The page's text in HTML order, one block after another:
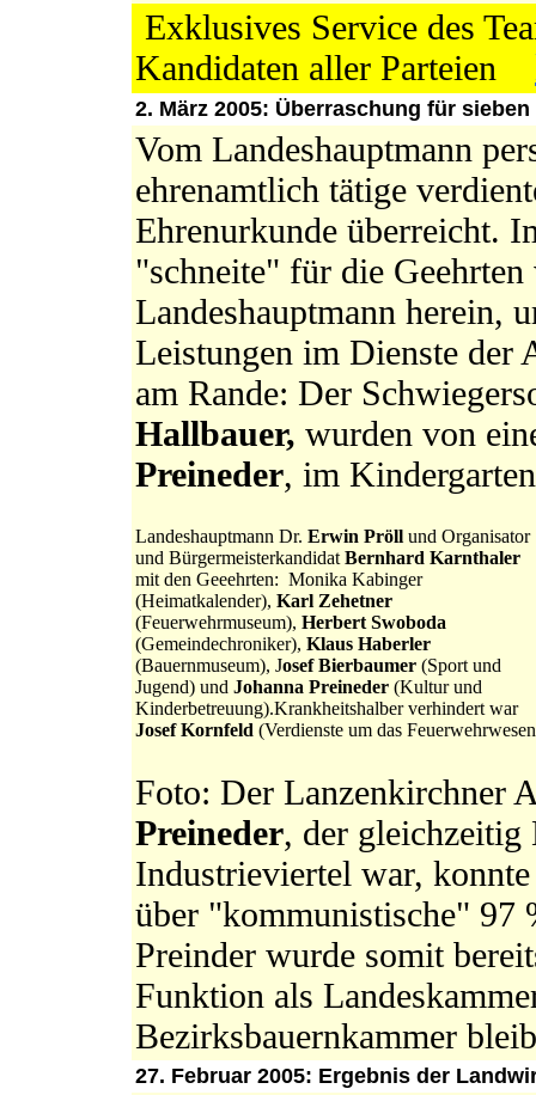
Exklusives Service des
Kandidaten aller Parteien
2. März 2005: Überraschung für
Vom Landeshauptmann
ehrenamtlich tätige
Ehrenurkunde überreicht.
"schneite" für die
Landeshauptmann herein,
Leistungen im Dienste der
am Rande: Der
Hallbauer, wurden von
Preineder, im
Landeshauptmann Dr. Erwin Pröll und Organisator
und Bürgermeisterkandidat Bernhard Karnthaler
mit den Geeehrten: Monika Kabinger
(Heimatkalender), Karl Zehetner
(Feuerwehrmuseum), Herbert Swoboda
(Gemeindechroniker), Klaus Haberler
(Bauernmuseum), Josef Bierbaumer (Sport und
Jugend) und Johanna Preineder (Kultur und
Kinderbetreuung).Krankheitshalber verhindert war
Josef Kornfeld (Verdienste um das
Foto: Der Lanzenkirchner
Preineder, der gleichzeitig
Industrieviertel war,
über "kommunistische" 97
Preinder wurde somit
Funktion als
Bezirksbauernkammer
27. Februar 2005: Ergebnis der